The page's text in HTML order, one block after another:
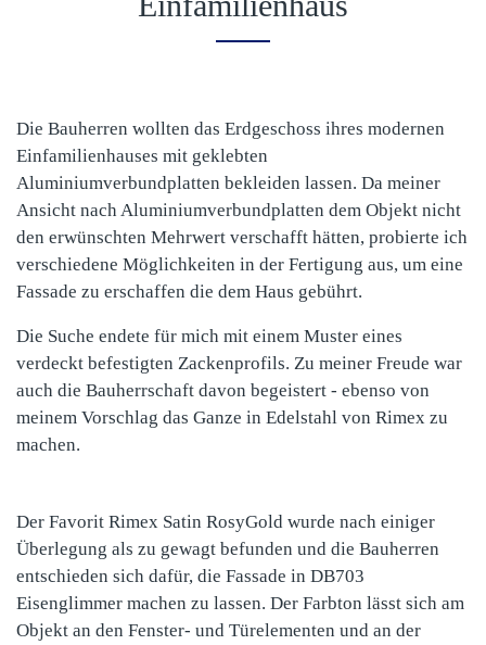
Die Bauherren wollten das Erdgeschoss ihres modernen
Einfamilienhauses mit geklebten
Aluminiumverbundplatten bekleiden lassen. Da meiner
Ansicht nach Aluminiumverbundplatten dem Objekt nicht
den erwünschten Mehrwert verschafft hätten, probierte ich
verschiedene Möglichkeiten in der Fertigung aus, um eine
Fassade zu erschaffen die dem Haus gebührt.
Die Suche endete für mich mit einem Muster eines
verdeckt befestigten Zackenprofils. Zu meiner Freude war
auch die Bauherrschaft davon begeistert - ebenso von
meinem Vorschlag das Ganze in Edelstahl von Rimex zu
machen.
Der Favorit Rimex Satin RosyGold wurde nach einiger
Überlegung als zu gewagt befunden und die Bauherren
entschieden sich dafür, die Fassade in DB703
Eisenglimmer machen zu lassen. Der Farbton lässt sich am
Objekt an den Fenster- und Türelementen und an der